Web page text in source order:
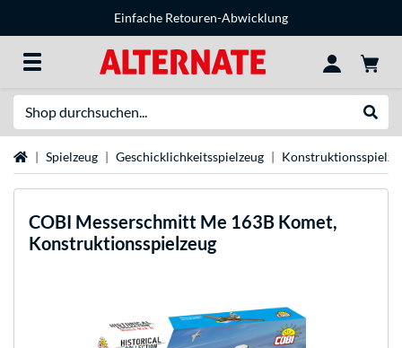
Einfache Retouren-Abwicklung
StartseiteSpielzeug Geschicklichkeitsspielzeug
COBI Messerschmitt Me 163B Komet,
Konstruktionsspielzeug